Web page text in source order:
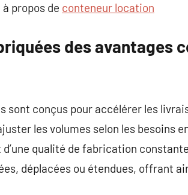
propos de conteneur location
des avantages
sont conçus pour accélérer les
les volumes selon les besoins
qualité de fabrication
déplacées ou étendues, offrant